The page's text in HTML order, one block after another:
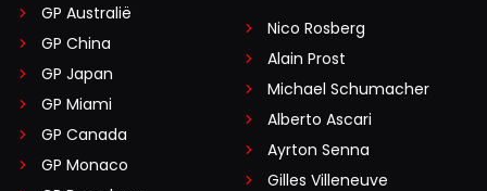
GP Australië
GP China
GP Japan
GP Miami
GP Canada
GP Monaco
Nico Rosberg
Alain Prost
Michael Schumacher
Alberto Ascari
Ayrton Senna
Gilles Villeneuve